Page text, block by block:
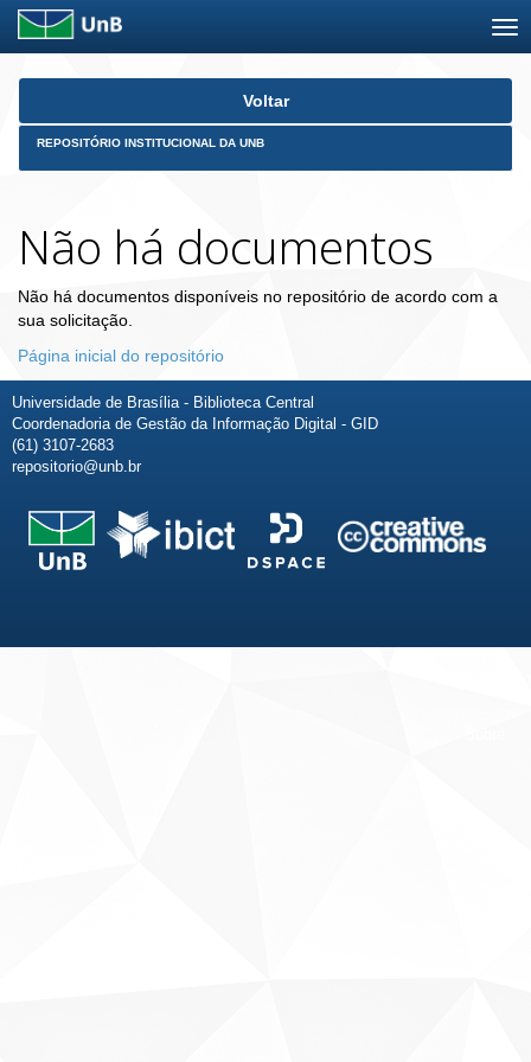
Skip
Voltar
REPOSITÓRIO INSTITUCIONAL DA UNB
Não há documentos
Não há documentos disponíveis no repositório de acordo com a
sua solicitação.
Página inicial do repositório
Universidade de Brasília - Biblioteca Central
Coordenadoria de Gestão da Informação Digital - GID
(61) 3107-2683
repositorio@unb.br